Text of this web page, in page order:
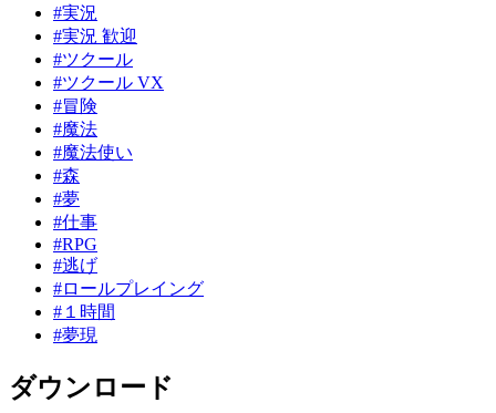
#実況
#実況 歓迎
#ツクール
#ツクール VX
#冒険
#魔法
#魔法使い
#森
#夢
#仕事
#RPG
#逃げ
#ロールプレイング
#１時間
#夢現
ダウンロード